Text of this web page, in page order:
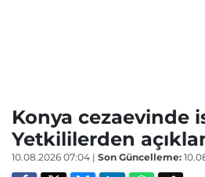
Konya cezaevinde
Yetkililerden
10.08.2026 07:04 | Son Güncelleme: